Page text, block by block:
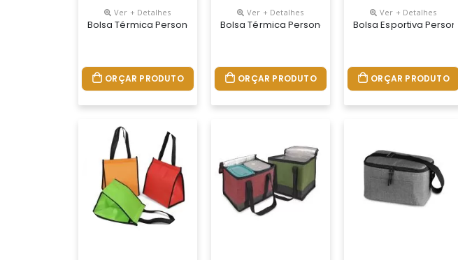
Ver + Detalhes
Bolsa Térmica Personalizada
ORÇAR PRODUTO
Ver + Detalhes
Bolsa Térmica Personalizada
ORÇAR PRODUTO
Ver + Detalhes
Bolsa Esportiva
ORÇAR PRODUTO